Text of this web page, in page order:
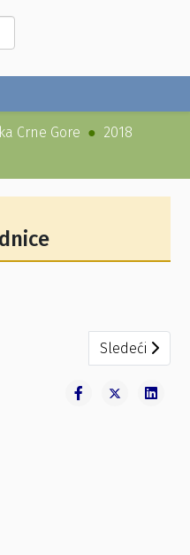
Crne Gore
2018
stalnom sastavu biračkih
Sledeći
Sledeći